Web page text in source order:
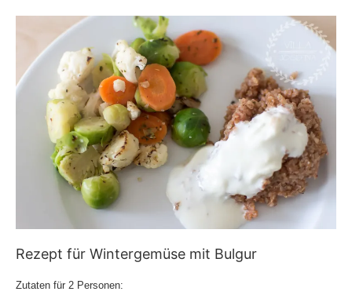
Rezept für Wintergemüse mit Bulgur
Zutaten für 2 Personen: